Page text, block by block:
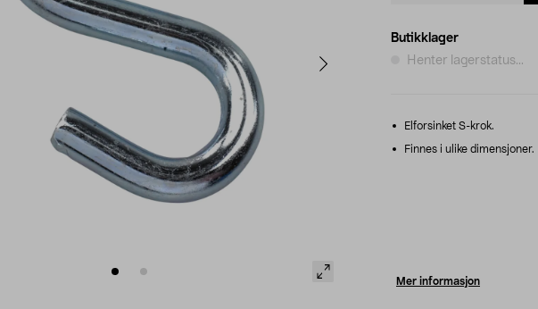
Butikklager
Henter lagerstatus...
Elforsinket S-krok.
Finnes i ulike dimensjoner.
Mer informasjon